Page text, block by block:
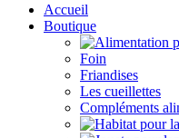
Accueil
Boutique
Foin
Friandises
Les cueillettes
Compléments